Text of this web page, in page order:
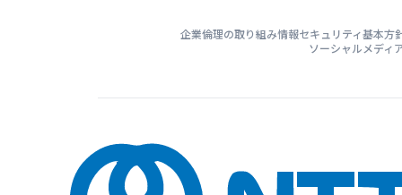
企業倫理の取り組み情報セキュリティ基本方
ソーシャルメディ